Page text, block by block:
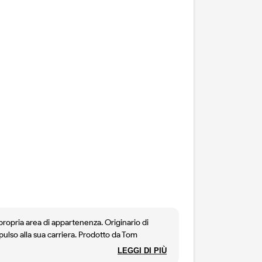
area di appartenenza. Originario di
alla sua carriera. Prodotto da Tom
Le dodici battute sono la base, ma il rock
LEGGI DI PIÙ